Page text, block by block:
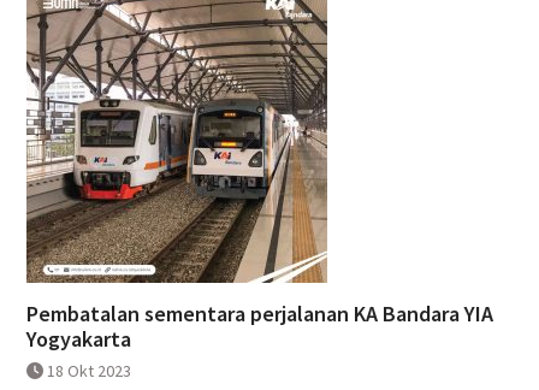
Pembatalan sementara perjalanan KA Bandara YIA
Yogyakarta
18 Okt 2023